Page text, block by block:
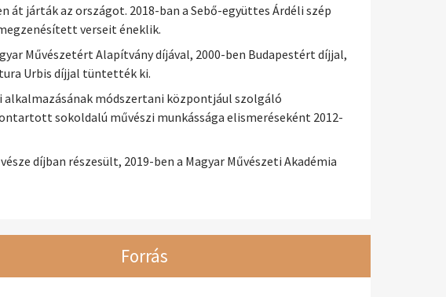
át járták az országot. 2018-ban a Sebő-együttes Árdéli szép
verseit éneklik.
Művészetért Alapítvány díjával, 2000-ben Budapestért díjjal,
Urbis díjjal tüntették ki.
alkalmazásának módszertani központjául szolgáló
sokoldalú művészi munkássága elismeréseként 2012-
díjban részesült, 2019-ben a Magyar Művészeti Akadémia
Forrás